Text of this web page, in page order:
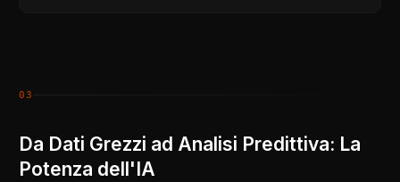
03
Da Dati Grezzi ad Analisi Predittiva: La
Potenza dell'IA